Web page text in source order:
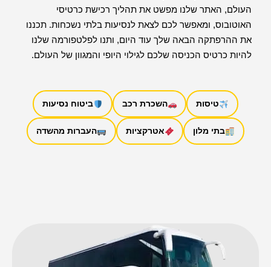
העולם, האתר שלנו מפשט את תהליך רכישת כרטיסי
האוטובוס, ומאפשר לכם לצאת לנסיעות בלתי נשכחות. תכננו
את ההרפתקה הבאה שלך עוד היום, ותנו לפלטפורמה שלנו
להיות כרטיס הכניסה שלכם לגילוי היופי והמגוון של העולם.
טיסות השכרת רכב ביטוח נסיעות
בתי מלון אטרקציות העברות מהשדה